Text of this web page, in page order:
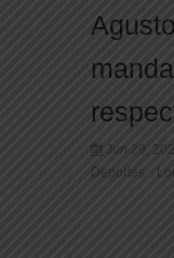
Jun 29,
Deportes